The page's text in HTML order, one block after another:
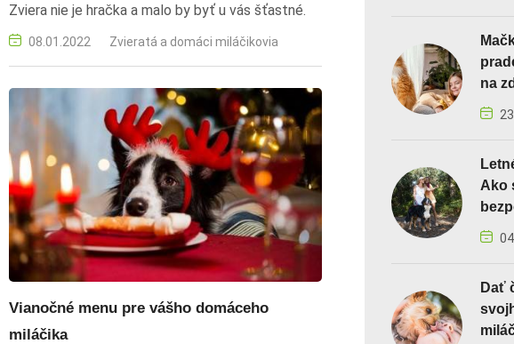
Zviera nie je hračka a malo by byť u vás šťastné.
08.01.2022 Zvieratá a domáci miláčikovia
Vianočné menu pre vášho domáceho
miláčika
na
Ako
Dať